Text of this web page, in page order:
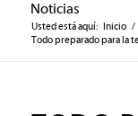
Noticias
Usted está aquí: Inicio /
Todo preparado para la